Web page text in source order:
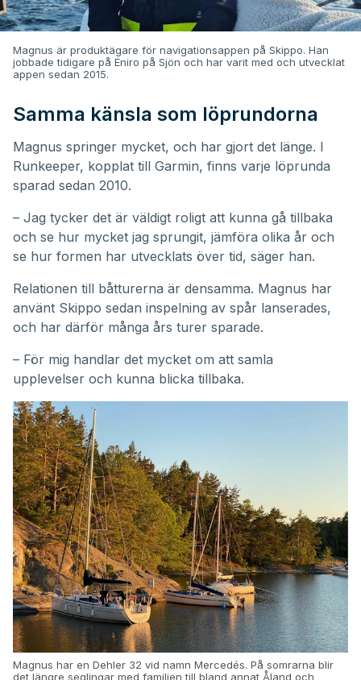
Magnus är produktägare för navigationsappen på Skippo. Han
jobbade tidigare på Eniro på Sjön och har varit med och utvecklat
appen sedan 2015.
Samma känsla som löprundorna
Magnus springer mycket, och har gjort det länge. I
Runkeeper, kopplat till Garmin, finns varje löprunda
sparad sedan 2010.
– Jag tycker det är väldigt roligt att kunna gå tillbaka
och se hur mycket jag sprungit, jämföra olika år och
se hur formen har utvecklats över tid, säger han.
Relationen till båtturerna är densamma. Magnus har
använt Skippo sedan inspelning av spår lanserades,
och har därför många års turer sparade.
– För mig handlar det mycket om att samla
upplevelser och kunna blicka tillbaka.
Magnus har en Dehler 32 vid namn Mercedés. På somrarna blir
det längre seglingar med familjen till bland annat Åland och